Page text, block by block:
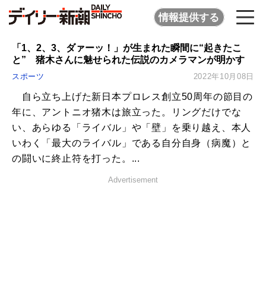
情報提供する
「1、2、3、ダァーッ！」が生まれた瞬間に“起きたこ
と” 猪木さんに魅せられた伝説のカメラマンが明かす
スポーツ 2022年10月08日
自ら立ち上げた新日本プロレス創立50周年の節目の
年に、アントニオ猪木は旅立った。リングだけでな
い、あらゆる「ライバル」や「壁」を乗り越え、本人
いわく「最大のライバル」である自分自身（病魔）と
の闘いに終止符を打った。...
Advertisement